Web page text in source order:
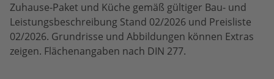
Zuhause-Paket und Küche gemäß gültiger Bau- und
Leistungsbeschreibung Stand 02/2026 und Preisliste
02/2026. Grundrisse und Abbildungen können Extras
zeigen. Flächenangaben nach DIN 277.